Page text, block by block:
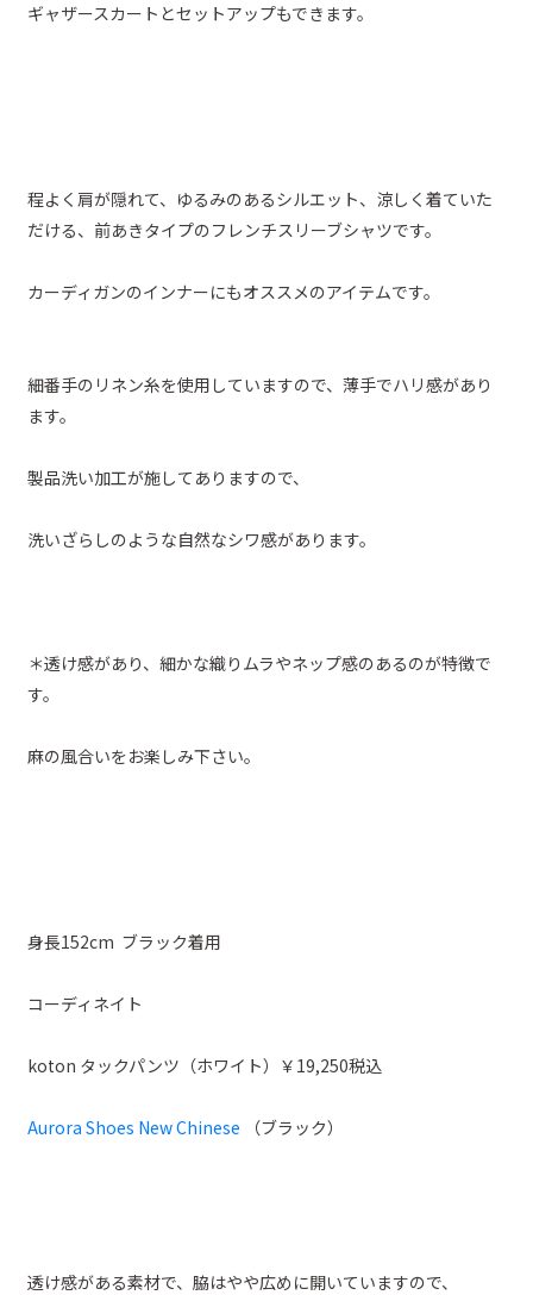
ギャザースカートとセットアップもできます。
程よく肩が隠れて、ゆるみのあるシルエット、涼しく着ていた
だける、前あきタイプのフレンチスリーブシャツです。
カーディガンのインナーにもオススメのアイテムです。
細番手のリネン糸を使用していますので、薄手でハリ感があり
ます。
製品洗い加工が施してありますので、
洗いざらしのような自然なシワ感があります。
＊透け感があり、細かな織りムラやネップ感のあるのが特徴で
す。
麻の風合いをお楽しみ下さい。
身長152cm ブラック着用
コーディネイト
koton タックパンツ（ホワイト）￥19,250税込
Aurora Shoes New Chinese （ブラック）
透け感がある素材で、脇はやや広めに開いていますので、